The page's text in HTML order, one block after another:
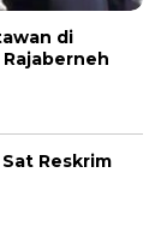
di
Reskrim